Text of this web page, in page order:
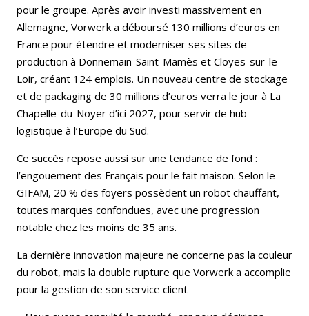
pour le groupe. Après avoir investi massivement en
Allemagne, Vorwerk a déboursé 130 millions d’euros en
France pour étendre et moderniser ses sites de
production à Donnemain-Saint-Mamès et Cloyes-sur-le-
Loir, créant 124 emplois. Un nouveau centre de stockage
et de packaging de 30 millions d’euros verra le jour à La
Chapelle-du-Noyer d’ici 2027, pour servir de hub
logistique à l’Europe du Sud.
Ce succès repose aussi sur une tendance de fond :
l’engouement des Français pour le fait maison. Selon le
GIFAM, 20 % des foyers possèdent un robot chauffant,
toutes marques confondues, avec une progression
notable chez les moins de 35 ans.
La dernière innovation majeure ne concerne pas la couleur
du robot, mais la double rupture que Vorwerk a accomplie
pour la gestion de son service client